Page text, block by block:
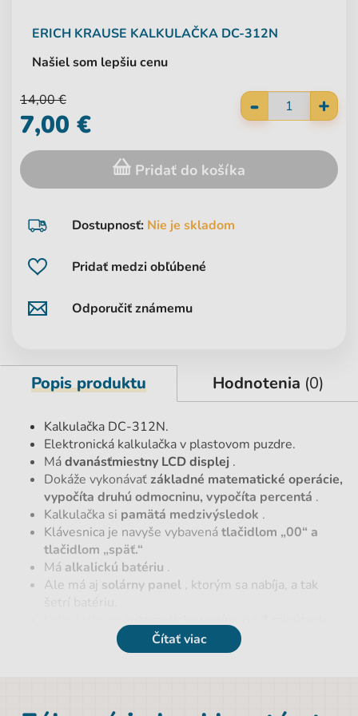
ERICH KRAUSE KALKULAČKA DC-312N
Našiel som lepšiu cenu
Pridať medzi obľúbené
Odporučiť známemu
Dostupnosť: Nie je skladom
- +
14,00 €
7,00 €
Pridať do košíka
Popis produktu Hodnotenia (0)
Kalkulačka DC-312N.
Elektronická kalkulačka v plastovom puzdre.
Mádvanásťmiestny LCD displej .
Dokáže vykonávať základné matematické operácie,
vypočíta druhú odmocninu, vypočíta percentá .
Kalkulačka si pamätá medzivýsledok .
Klávesnica je navyše vybavenátlačidlom „00“ a
tlačidlom „späť.“
Má alkalickú batériu .
Ale má aj solárny panel , ktorým sa nabíja, a tak
nepoužívania
Čítať viac